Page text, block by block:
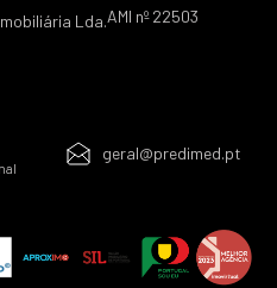
Lda.AMI nº 22503
geral@predimed.pt